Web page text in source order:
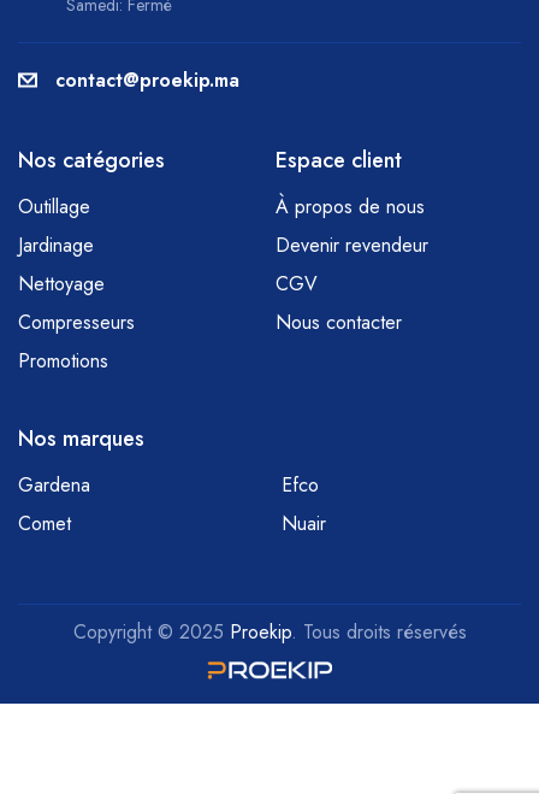
Samedi: Fermé
contact@proekip.ma
Nos catégories
Outillage
Jardinage
Nettoyage
Compresseurs
Promotions
Espace client
À propos de nous
Devenir revendeur
CGV
Nous contacter
Nos marques
Gardena
Efco
Comet
Nuair
Copyright © 2025 Proekip. Tous droits réservés